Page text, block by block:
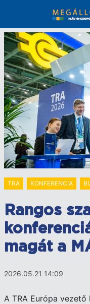
tartalomra
TRA KONFERENCIA
Rangos
magát a
2026.05.21 14:09
A TRA Európa